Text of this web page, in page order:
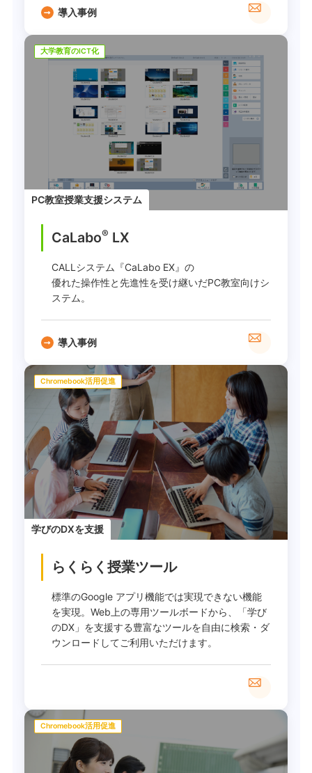
導入事例
大学教育のICT化
PC教室授業支援システム
CaLabo® LX
CALLシステム『CaLabo EX』の
優れた操作性と先進性を受け継いだPC教室向けシ
ステム。
導入事例
Chromebook活用促進
学びのDXを支援
らくらく授業ツール
標準のGoogle アプリ機能では実現できない機能
を実現。Web上の専用ツールボードから、「学び
のDX」を支援する豊富なツールを自由に検索・ダ
ウンロードしてご利用いただけます。
Chromebook活用促進